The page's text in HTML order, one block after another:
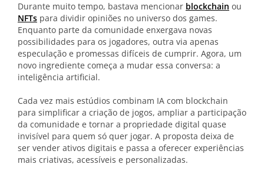
Durante muito tempo, bastava mencionar blockchain ou
NFTs para dividir opiniões no universo dos games.
Enquanto parte da comunidade enxergava novas
possibilidades para os jogadores, outra via apenas
especulação e promessas difíceis de cumprir. Agora, um
novo ingrediente começa a mudar essa conversa: a
inteligência artificial.
Cada vez mais estúdios combinam IA com blockchain
para simplificar a criação de jogos, ampliar a participação
da comunidade e tornar a propriedade digital quase
invisível para quem só quer jogar. A proposta deixa de
ser vender ativos digitais e passa a oferecer experiências
mais criativas, acessíveis e personalizadas.